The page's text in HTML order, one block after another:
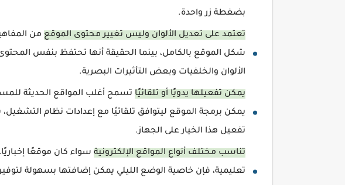
بضغطة زر واحدة.
تعتمد على تعديل الألوان وليس تغيير محتوى الموقع من
شكل الموقع بالكامل، بينما الحقيقة أنها تحتفظ بنفس
الألوان والخلفيات وبعض التأثيرات البصرية.
يمكن تفعيلها يدويًا أو تلقائيًا تسمح أغلب المواقع الحديثة
يمكن برمجة الموقع ليتوافق تلقائيًا مع إعدادات نظام
تفعيل هذا الخيار على الجهاز.
تناسب مختلف أنواع المواقع الإلكترونية سواء كان موقعًا
تعليمية، فإن خاصية الوضع الليلي يمكن إضافتها بسهولة